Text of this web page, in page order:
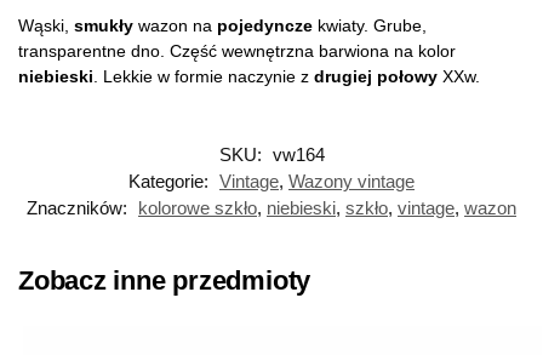
Wąski, smukły wazon na pojedyncze kwiaty. Grube,
transparentne dno. Część wewnętrzna barwiona na kolor
niebieski . Lekkie w formie naczynie z drugiej połowy XXw.
SKU: vw164
Kategorie: Vintage, Wazony vintage
Znaczników:
kolorowe szkło, niebieski, szkło, vintage, wazon
Zobacz inne przedmioty